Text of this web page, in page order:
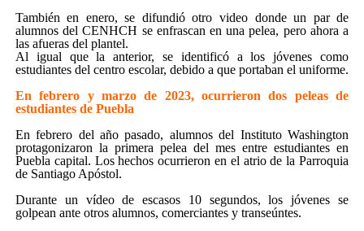
También en enero, se difundió otro video donde un par de
alumnos del CENHCH se enfrascan en una pelea, pero ahora a
las afueras del plantel.
Al igual que la anterior, se identificó a los jóvenes como
estudiantes del centro escolar, debido a que portaban el uniforme.
En febrero y marzo de 2023, ocurrieron dos peleas de
estudiantes de Puebla
En febrero del año pasado, alumnos del Instituto Washington
protagonizaron la primera pelea del mes entre estudiantes en
Puebla capital. Los hechos ocurrieron en el atrio de la Parroquia
de Santiago Apóstol.
Durante un vídeo de escasos 10 segundos, los jóvenes se
golpean ante otros alumnos, comerciantes y transeúntes.